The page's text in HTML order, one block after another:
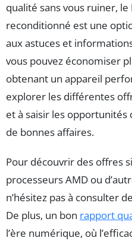
qualité sans vous ruiner, le
reconditionné est une
aux astuces et
vous pouvez économiser
obtenant un appareil
explorer les différentes
et à saisir les
de bonnes affaires.
Pour découvrir des offres
processeurs AMD ou
n’hésitez pas à consulter
De plus, un bon rapport
l’ère numérique, où